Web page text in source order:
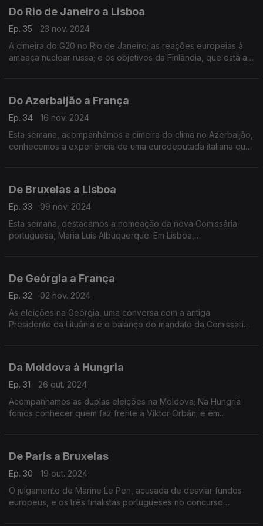
Do Rio de Janeiro a Lisboa
Ep. 35
23 nov. 2024
A cimeira do G20 no Rio de Janeiro; as reações europeias à
ameaça nuclear russa; e os objetivos da Finlândia, que está a
Do Azerbaijão a França
Ep. 34
16 nov. 2024
Esta semana, acompanhámos a cimeira do clima no Azerbaijão,
conhecemos a experiência de uma eurodeputada italiana que
De Bruxelas a Lisboa
Ep. 33
09 nov. 2024
Esta semana, destacamos a nomeação da nova Comissária
portuguesa, Maria Luís Albuquerque. Em Lisboa,
De Geórgia a França
Ep. 32
02 nov. 2024
As eleições na Geórgia, uma conversa com a antiga
Presidente da Lituânia e o balanço do mandato da Comissária
Da Moldova à Hungria
Ep. 31
26 out. 2024
Acompanhamos as duplas eleições na Moldova; Na Hungria
fomos conhecer quem faz frente a Viktor Orbán; e em
De Paris a Bruxelas
Ep. 30
19 out. 2024
O julgamento de Marine Le Pen, acusada de desviar fundos
europeus, e os três finalistas portugueses no concurso